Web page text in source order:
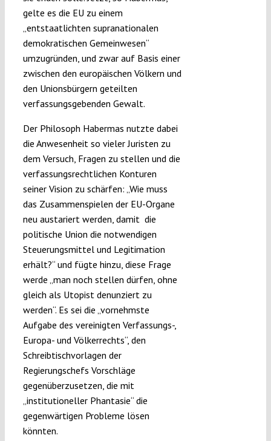
gelte es die EU zu einem
„entstaatlichten supranationalen
demokratischen Gemeinwesen“
umzugründen, und zwar auf Basis einer
zwischen den europäischen Völkern und
den Unionsbürgern geteilten
verfassungsgebenden Gewalt.
Der Philosoph Habermas nutzte dabei
die Anwesenheit so vieler Juristen zu
dem Versuch, Fragen zu stellen und die
verfassungsrechtlichen Konturen
seiner Vision zu schärfen: „Wie muss
das Zusammenspielen der EU-Organe
neu austariert werden, damit die
politische Union die notwendigen
Steuerungsmittel und Legitimation
erhält?“ und fügte hinzu, diese Frage
werde „man noch stellen dürfen, ohne
gleich als Utopist denunziert zu
werden“. Es sei die „vornehmste
Aufgabe des vereinigten Verfassungs-,
Europa- und Völkerrechts“, den
Schreibtischvorlagen der
Regierungschefs Vorschläge
gegenüberzusetzen, die mit
„institutioneller Phantasie“ die
gegenwärtigen Probleme lösen
könnten.